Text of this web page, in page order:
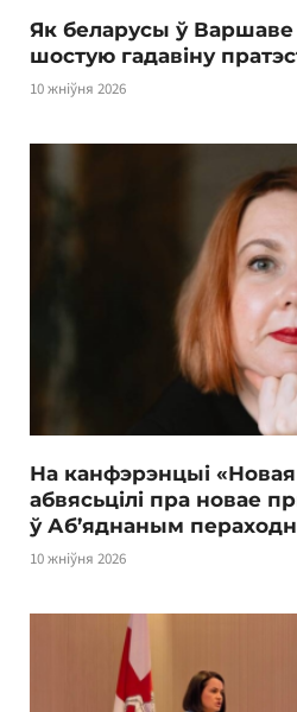
Як беларусы ў Варшаве
шостую гадавіну
10 жніўня 2026
На канфэрэнцыі
абвясьцілі пра новае
ў Аб’яднаным
10 жніўня 2026